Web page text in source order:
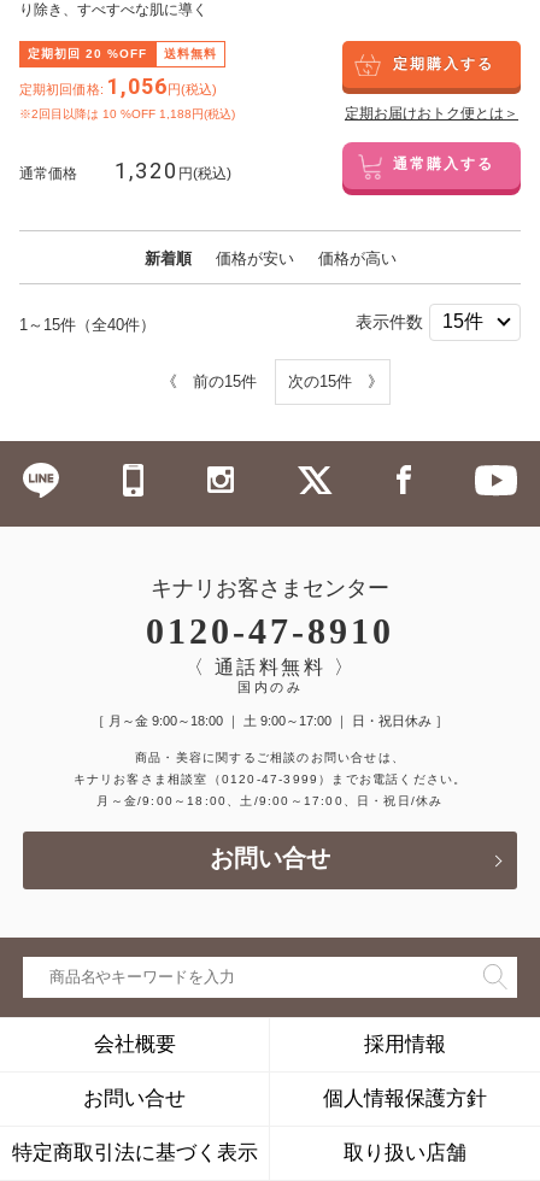
り除き、すべすべな肌に導く
定期初回 20 %OFF 送料無料
定期初回価格: 1,056円(税込)
※2回目以降は 10 %OFF 1,188円(税込)
定期購入する
定期お届けおトク便とは＞
通常価格 1,320 円(税込) 通常購入する
新着順 価格が安い 価格が高い
1～15件（全40件） 表示件数
《 前の15件 次の15件 》
キナリお客さまセンター
0120-47-8910
〈 通話料無料 〉
国内のみ
［ 月～金 9:00～18:00 ｜ 土 9:00～17:00 ｜ 日・祝日休み ］
商品・美容に関するご相談のお問い合せは、
キナリお客さま相談室
（0120-47-3999）
までお電話ください。
月～金/9:00～18:00、土/9:00～17:00、日・祝日/休み
お問い合せ
会社概要 採用情報
お問い合せ 個人情報保護方針
特定商取引法に基づく表示 取り扱い店舗